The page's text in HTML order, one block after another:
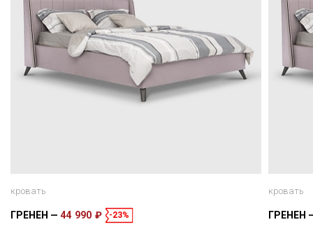
кровать
ГРЕНЕН 44 990 ₽ -23%
кровать
ГРЕНЕН